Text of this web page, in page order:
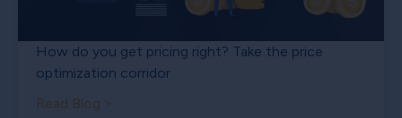
How do you get pricing right? Take the price
optimization corridor
Read Blog >